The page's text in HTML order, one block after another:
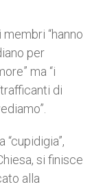
“hanno
per
ma “i
di
si finisce
alla